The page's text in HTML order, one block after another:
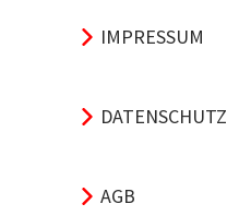
IMPRESSUM
DATENSCHUTZ
AGB